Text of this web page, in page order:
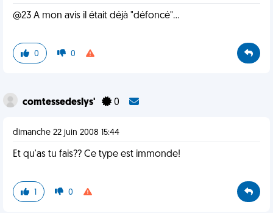
@23 A mon avis il était déjà "défoncé"...
0 0
comtessedeslys' 0
dimanche 22 juin 2008 15:44
Et qu'as tu fais?? Ce type est immonde!
1 0